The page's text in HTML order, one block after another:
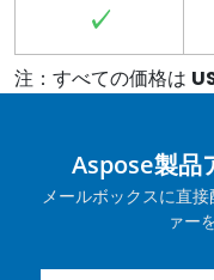
✓
注：すべての価格は
Aspose製品
メールボックスに直
ァー